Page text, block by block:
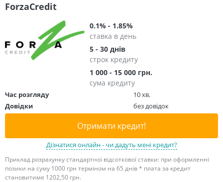
ForzaCredit
0.1% - 1.85%
ставка в день
5 - 30 днів
строк кредиту
1 000 - 15 000 грн.
сума кредиту
Час розгляду
10 хв.
Довідки
без довідок
Отримати кредит!
Дізнатися онлайн - чи дадуть мені кредит?
Приклад розрахунку стандартної відсоткової ставки: при оформленні
позики на суму 1000 грн терміном на 65 днів * плата за кредит
становитиме 1202,50 грн.